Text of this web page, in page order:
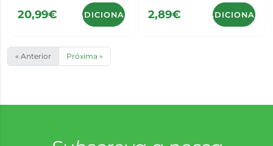
20,99€ ADICIONAR 2,89€ ADICIONAR
« Anterior Próxima »